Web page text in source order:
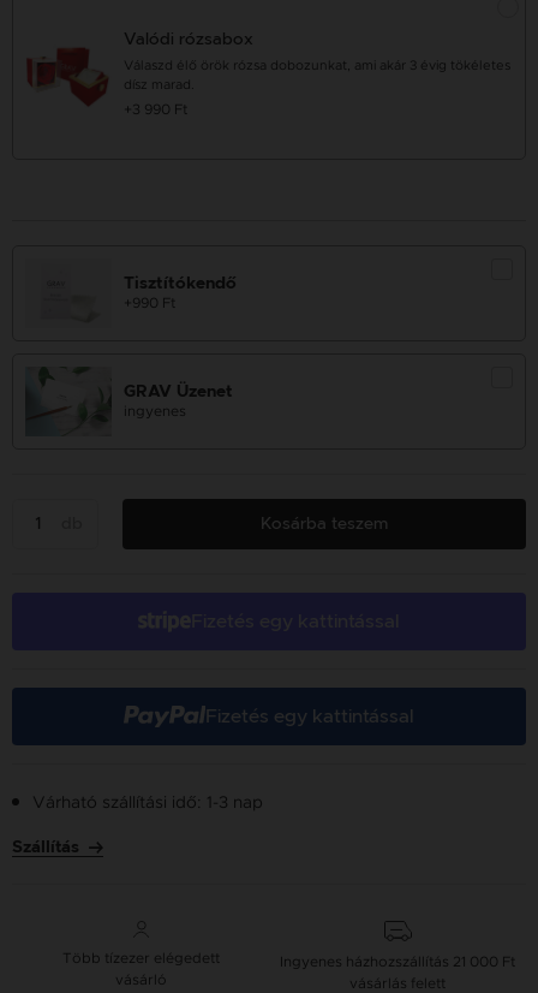
Valódi rózsabox
Válaszd élő örök rózsa dobozunkat, ami akár 3 évig tökéletes
dísz marad.
+3 990 Ft
Tisztítókendő
+990 Ft
GRAV Üzenet
ingyenes
Kosárba teszem
Fizetés egy kattintással
Várható szállítási idő: 1-3 nap
Szállítás
Több tízezer elégedett
vásárló
Ingyenes házhozszállítás 21 000 Ft
vásárlás felett